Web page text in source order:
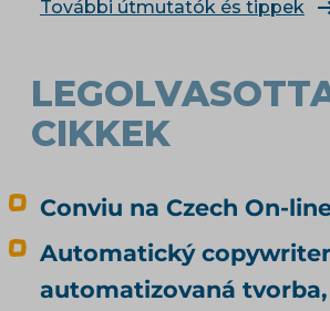
napojení e-shopu.
További útmutatók és tippek
CIKKEK
Conviu na Czech On-
Automatický
automatizovaná tvorba,